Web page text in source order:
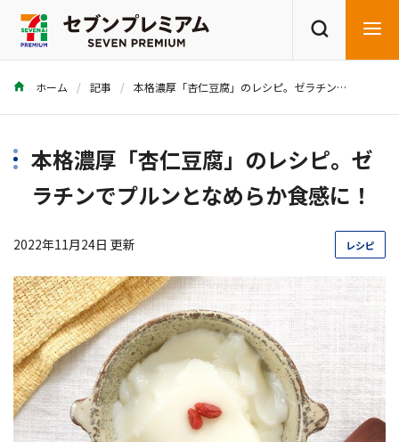
商品を探す レシピを探す
ホーム 記事 本格濃厚「杏仁豆腐」のレシピ。ゼラチンでプルンとなめらか食感に！
本格濃厚「杏仁豆腐」のレシピ。ゼ
ラチンでプルンとなめらか食感に！
2022年11月24日 更新 レシピ